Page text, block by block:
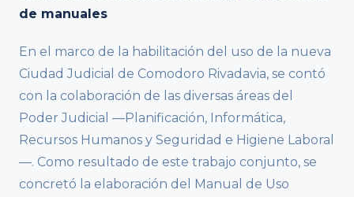
de manuales
En el marco de la habilitación del uso de la nueva
Ciudad Judicial de Comodoro Rivadavia, se contó
con la colaboración de las diversas áreas del
Poder Judicial —Planificación, Informática,
Recursos Humanos y Seguridad e Higiene Laboral
—. Como resultado de este trabajo conjunto, se
concretó la elaboración del Manual de Uso